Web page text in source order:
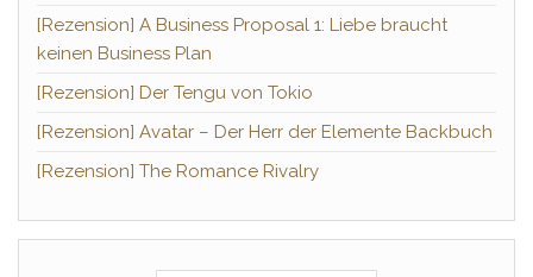
[Rezension] A Business Proposal 1: Liebe braucht
keinen Business Plan
[Rezension] Der Tengu von Tokio
[Rezension] Avatar – Der Herr der Elemente Backbuch
[Rezension] The Romance Rivalry